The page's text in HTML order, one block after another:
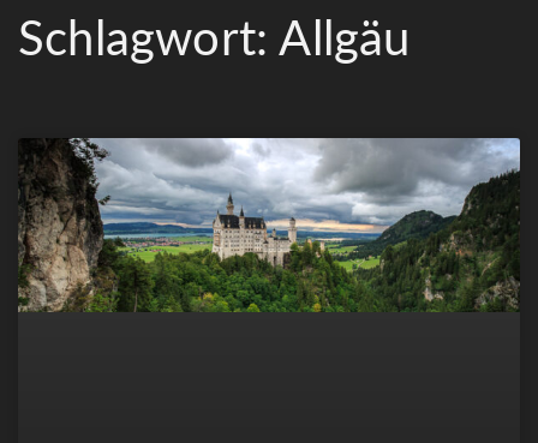
Schlagwort: Allgäu